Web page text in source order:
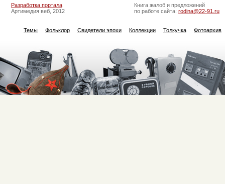
Разработка портала
Артимедия веб, 2012
Книга жалоб и предложений
по работе сайта: rodina@22-91.ru
Темы Фольклор Свидетели эпохи Коллекции Толкучка Фотоархив